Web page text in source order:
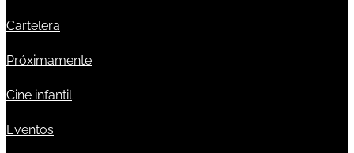
Cartelera
Próximamente
Cine infantil
Eventos